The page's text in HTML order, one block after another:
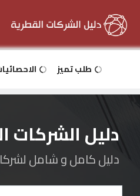
طلب تميز
دليل الشركات
دليل كامل و شامل